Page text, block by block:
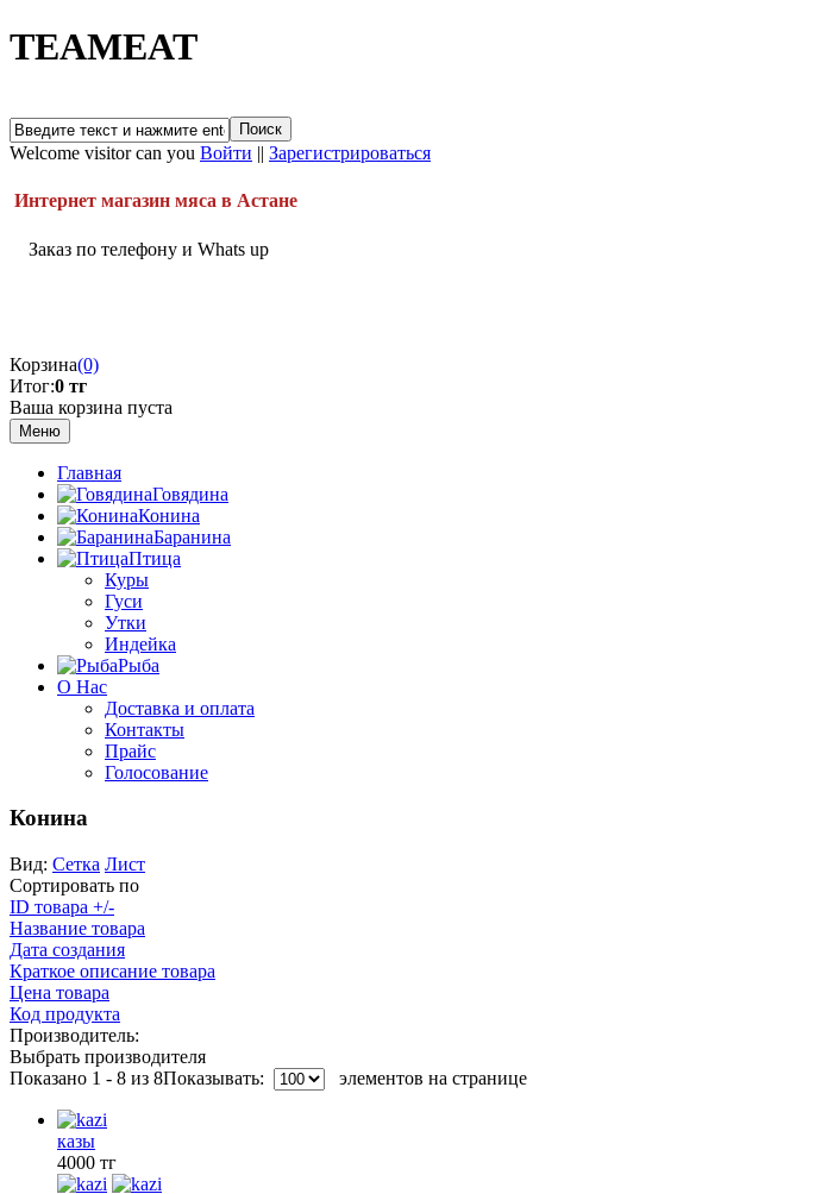
TEAMEAT
Welcome visitor can you Войти || Зарегистрироваться
Интернет магазин мяса в Астане
Заказ по телефону и Whats up
Корзина(0)
Итог:0 тг
Ваша корзина пуста
Меню
Главная
Говядина
Конина
Баранина
Птица
Куры
Гуси
Утки
Индейка
Рыба
О Нас
Доставка и оплата
Контакты
Прайс
Голосование
Конина
Вид: Сетка Лист
Сортировать по
ID товара +/-
Название товара
Дата создания
Краткое описание товара
Цена товара
Код продукта
Производитель:
Выбрать производителя
Показано 1 - 8 из 8Показывать: элементов на странице
казы
4000 тг